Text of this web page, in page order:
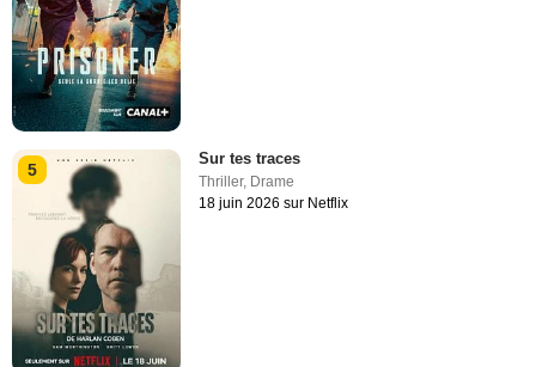
5
Sur tes traces
Thriller, Drame
18 juin 2026 sur Netflix